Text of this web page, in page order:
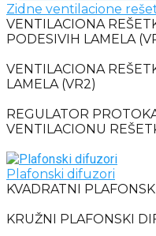
Zidne ventilacione
VENTILACIONA
PODESIVIH LAMELA
VENTILACIONA
LAMELA (VR2)
REGULATOR
VENTILACIONU
Plafonski difuzori
KVADRATNI
KRUŽNI PLAFONSKI